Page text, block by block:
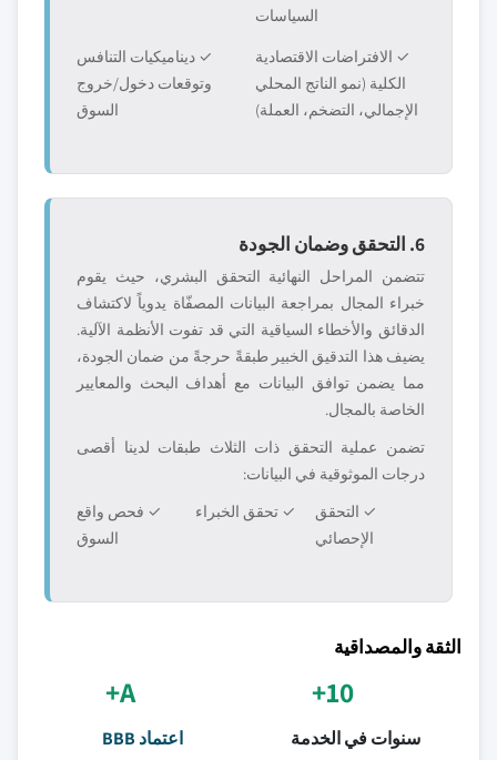
السياسات
✓ الافتراضات الاقتصادية
الكلية (نمو الناتج المحلي
الإجمالي، التضخم، العملة)
✓ ديناميكيات التنافس
وتوقعات دخول/خروج
السوق
6. التحقق وضمان الجودة
تتضمن المراحل النهائية التحقق البشري، حيث يقوم
خبراء المجال بمراجعة البيانات المصفّاة يدوياً لاكتشاف
الدقائق والأخطاء السياقية التي قد تفوت الأنظمة الآلية.
يضيف هذا التدقيق الخبير طبقةً حرجةً من ضمان الجودة،
مما يضمن توافق البيانات مع أهداف البحث والمعايير
الخاصة بالمجال.
تضمن عملية التحقق ذات الثلاث طبقات لدينا أقصى
درجات الموثوقية في البيانات:
✓ التحقق
الإحصائي
✓ تحقق الخبراء
✓ فحص واقع
السوق
الثقة والمصداقية
10+
سنوات في الخدمة
A+
اعتماد BBB